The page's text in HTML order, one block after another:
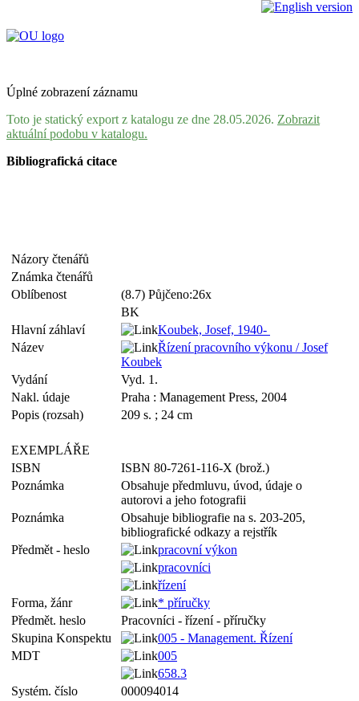
Úplné zobrazení záznamu
Toto je statický export z katalogu ze dne 28.05.2026. Zobrazit
aktuální podobu v katalogu.
Bibliografická citace
Názory čtenářů
Známka čtenářů
Oblíbenost
(8.7) Půjčeno:26x
BK
Hlavní záhlaví
Koubek, Josef, 1940-
Název
Řízení pracovního výkonu / Josef
Koubek
Vydání
Vyd. 1.
Nakl. údaje
Praha : Management Press, 2004
Popis (rozsah)
209 s. ; 24 cm
EXEMPLÁŘE
ISBN
ISBN 80-7261-116-X (brož.)
Poznámka
Obsahuje předmluvu, úvod, údaje o
autorovi a jeho fotografii
Poznámka
Obsahuje bibliografie na s. 203-205,
bibliografické odkazy a rejstřík
Předmět - heslo
pracovní výkon
pracovníci
řízení
Forma, žánr
* příručky
Předmět. heslo
Pracovníci - řízení - příručky
Skupina Konspektu
005 - Management. Řízení
MDT
005
658.3
Systém. číslo
000094014